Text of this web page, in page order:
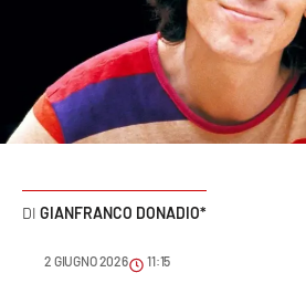
Sanità
Sport
GIANFRANCO DONADIO*
2 GIUGNO 2026 11:15